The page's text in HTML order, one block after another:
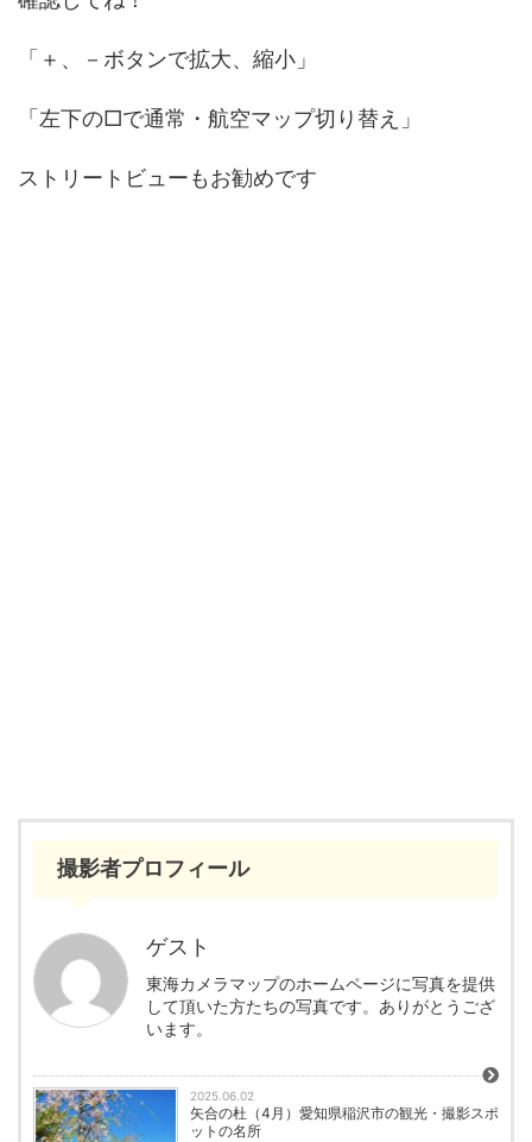
「＋、－ボタンで拡大、縮小」
「左下の□で通常・航空マップ切り替え」
ストリートビューもお勧めです
撮影者プロフィール
ゲスト
東海カメラマップのホームページに写真を提供
して頂いた方たちの写真です。ありがとうござ
います。
2025.06.02
矢合の杜（4月）愛知県稲沢市の観光・撮影スポ
ットの名所